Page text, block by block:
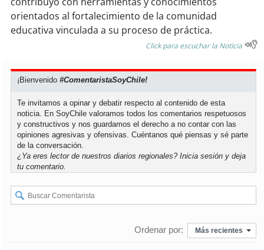
soyarauco
soy osorno
soypuertomontt
soychiloé
orientados al fortalecimiento de la comunidad
educativa vinculada a su proceso de práctica.
Click para escuchar la Noticia
¡Bienvenido#ComentaristaSoyChile!
Te invitamos a opinar y debatir respecto al contenido de esta
noticia. En SoyChile valoramos todos los comentarios respetuosos
y constructivos y nos guardamos el derecho a no contar con las
opiniones agresivas y ofensivas. Cuéntanos qué piensas y sé parte
de la conversación.
¿Ya eres lector de nuestros diarios regionales?Inicia sesión y deja
tu comentario.
Ordenar por: Más recientes